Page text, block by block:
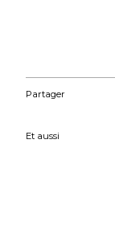
Partager
Et aussi